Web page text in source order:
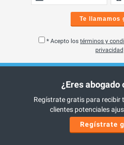
Te llamamos
* Acepto los términos y
privacidad
¿Eres abogado
Regístrate gratis para recibir
clientes potenciales
Regístrate